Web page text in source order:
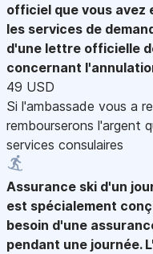
officiel que vous avez
les services de
d'une lettre officielle
concernant
49 USD
Si l'ambassade vous a
rembourserons l'argent
services consulaires
Assurance ski d'un
est spécialement
besoin d'une
pendant une journée.